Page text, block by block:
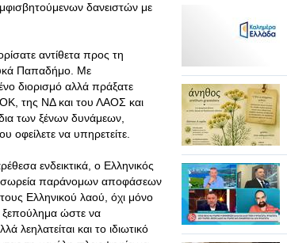
δανειστών με
αντίθετα προς τη
Παπαδήμο. Με
διορισμό αλλά πράξατε
της ΝΔ και του ΛΑΟΣ και
των ξένων δυνάμεων,
να υπηρετείτε.
ενδεικτικά, ο Ελληνικός
σωρεία παράνομων αποφάσεων
Ελληνικού λαού, όχι μόνο
ξεπούλημα ώστε να
και το ιδιωτικό